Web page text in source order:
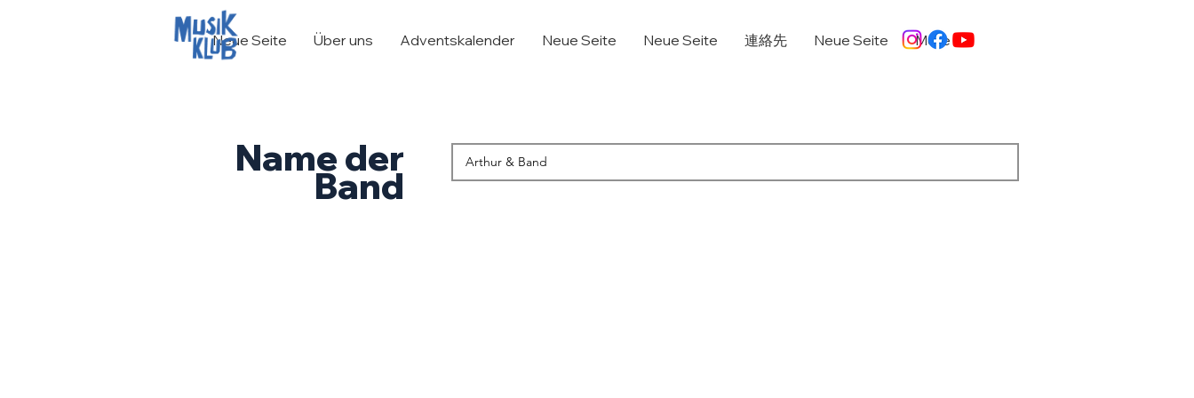
Neue Seite Über uns Adventskalender Neue Seite Neue Seite 連絡先 Neue Seite More
Name der
Band